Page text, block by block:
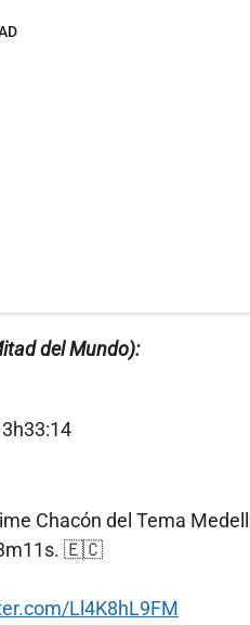
del Mundo):
Chacón del Tema
🇪🇨
Ll4K8hL9FM